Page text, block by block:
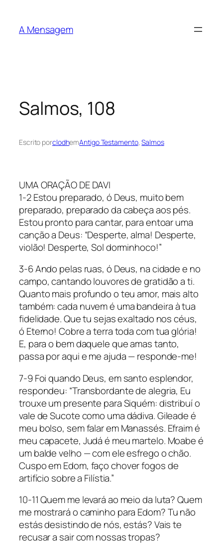
A Mensagem
Salmos, 108
Escrito porclodhemAntigo Testamento, Salmos
UMA ORAÇÃO DE DAVI
1-2 Estou preparado, ó Deus, muito bem
preparado, preparado da cabeça aos pés.
Estou pronto para cantar, para entoar uma
canção a Deus: “Desperte, alma! Desperte,
violão! Desperte, Sol dorminhoco!”
3-6 Ando pelas ruas, ó Deus, na cidade e no
campo, cantando louvores de gratidão a ti.
Quanto mais profundo o teu amor, mais alto
também: cada nuvem é uma bandeira à tua
fidelidade. Que tu sejas exaltado nos céus,
ó Eterno! Cobre a terra toda com tua glória!
E, para o bem daquele que amas tanto,
passa por aqui e me ajuda — responde-me!
7-9 Foi quando Deus, em santo esplendor,
respondeu: “Transbordante de alegria, Eu
trouxe um presente para Siquém: distribuí o
vale de Sucote como uma dádiva. Gileade é
meu bolso, sem falar em Manassés. Efraim é
meu capacete, Judá é meu martelo. Moabe é
um balde velho — com ele esfrego o chão.
Cuspo em Edom, faço chover fogos de
artifício sobre a Filístia.”
10-11 Quem me levará ao meio da luta? Quem
me mostrará o caminho para Edom? Tu não
estás desistindo de nós, estás? Vais te
recusar a sair com nossas tropas?